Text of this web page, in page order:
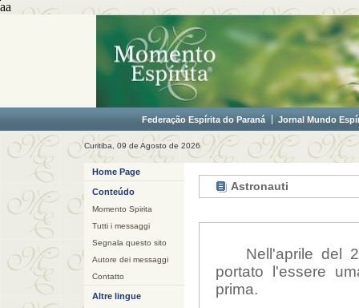
aa
Federação Espírita do Paraná Jornal Mundo
Curitiba, 09 de Agosto de 2026
Home Page
Conteúdo
Momento Spirita
Tutti i messaggi
Segnala questo sito
Autore dei messaggi
Contatto
Altre lingue
Astronauti
Nell'aprile del
portato l'essere
prima.